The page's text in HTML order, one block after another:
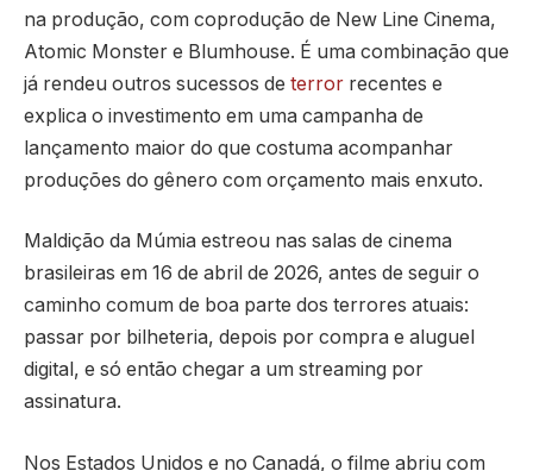
na produção, com coprodução de New Line Cinema,
Atomic Monster e Blumhouse. É uma combinação que
já rendeu outros sucessos de terror recentes e
explica o investimento em uma campanha de
lançamento maior do que costuma acompanhar
produções do gênero com orçamento mais enxuto.
Maldição da Múmia estreou nas salas de cinema
brasileiras em 16 de abril de 2026, antes de seguir o
caminho comum de boa parte dos terrores atuais:
passar por bilheteria, depois por compra e aluguel
digital, e só então chegar a um streaming por
assinatura.
Nos Estados Unidos e no Canadá, o filme abriu com